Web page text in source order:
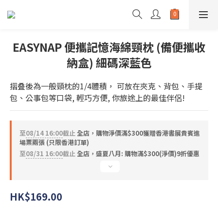
EASYNAP 便攜記憶海綿頸枕 (備便攜收
納盒) 細碼深藍色
摺叠後為一般頸枕的1/4體積， 可放在夾克、背包、手提
包、公事包等口袋, 輕巧方便, 你旅途上的最佳伴侶!
至08/14 16:00截止全店，購物淨價滿$300獲贈香港書展貴賓進
場票兩張 (只限香港訂單)
至08/31 16:00截止全店，盛夏八月: 購物滿$300(淨價)9折優惠
HK$169.00